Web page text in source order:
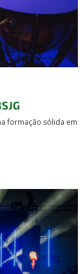
formação sólida em